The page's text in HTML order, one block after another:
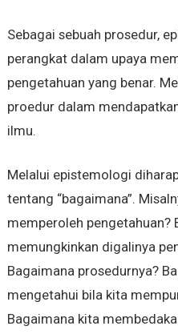
Sebagai sebuah prosedur,
perangkat dalam upaya
pengetahuan yang benar.
proedur dalam
ilmu.
Melalui epistemologi
tentang “bagaimana”.
memperoleh pengetahuan?
memungkinkan digalinya
Bagaimana prosedurnya?
mengetahui bila kita
Bagaimana kita